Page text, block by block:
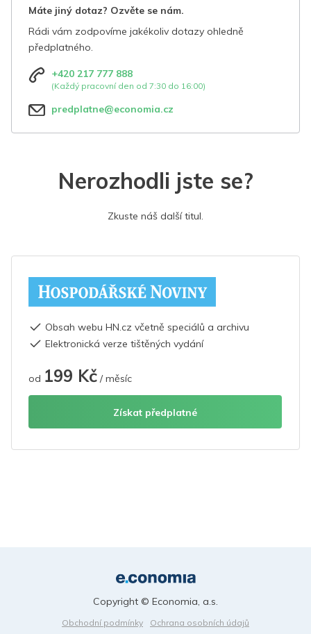
Máte jiný dotaz? Ozvěte se nám.
Rádi vám zodpovíme jakékoliv dotazy ohledně
předplatného.
+420 217 777 888
(Každý pracovní den od 7:30 do 16:00)
predplatne@economia.cz
Nerozhodli jste se?
Zkuste náš další titul.
Obsah webu HN.cz včetně speciálů a archivu
Elektronická verze tištěných vydání
od 199 Kč / měsíc
Získat předplatné
Obchodní podmínky
Ochrana osobních údajů
Copyright © Economia, a.s.